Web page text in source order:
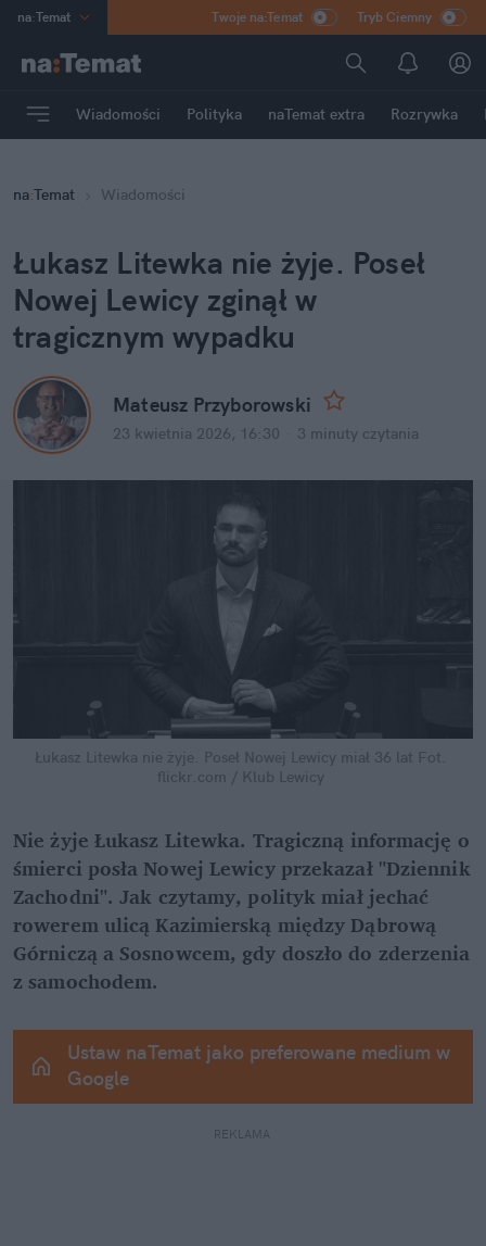
na:Temat
Poland
mama
Rozrywka
Twoje na:Temat Tryb Ciemny
Wiadomości Polityka naTemat extra Rozrywka
na:Temat Wiadomości
Łukasz Litewka nie żyje. Poseł
Nowej Lewicy zginął w
tragicznym wypadku
Mateusz Przyborowski
23 kwietnia 2026, 16:30 3 minuty czytania
Łukasz Litewka nie żyje. Poseł Nowej Lewicy miał 36 lat Fot.
flickr.com / Klub Lewicy
Nie żyje Łukasz Litewka. Tragiczną informację o
śmierci posła Nowej Lewicy przekazał "Dziennik
Zachodni". Jak czytamy, polityk miał jechać
rowerem ulicą Kazimierską między Dąbrową
Górniczą a Sosnowcem, gdy doszło do zderzenia
z samochodem.
Ustaw naTemat jako preferowane medium w
Google
REKLAMA